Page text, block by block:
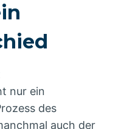
nur ein
des
auch der